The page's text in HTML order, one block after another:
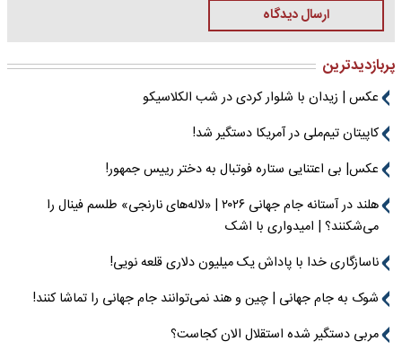
ارسال دیدگاه
پربازدیدترین
عکس | زیدان با شلوار کردی در شب الکلاسیکو
کاپیتان تیم‌ملی در آمریکا دستگیر شد!
عکس| بی اعتنایی ستاره فوتبال به دختر رییس جمهور!
هلند در آستانه جام جهانی ۲۰۲۶ | «لاله‌های نارنجی» طلسم فینال را
می‌شکنند؟ | امیدواری با اشک
ناسازگاری خدا با پاداش یک میلیون دلاری قلعه نویی!
شوک به جام جهانی | چین و هند نمی‌توانند جام جهانی را تماشا کنند!
مربی دستگیر شده استقلال الان کجاست؟